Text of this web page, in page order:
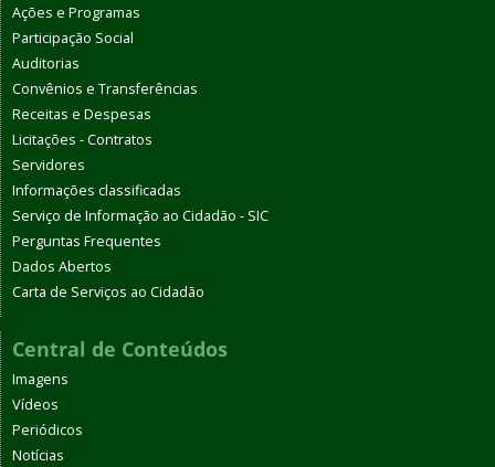
Ações e Programas
Participação Social
Auditorias
Convênios e Transferências
Receitas e Despesas
Licitações - Contratos
Servidores
Informações classificadas
Serviço de Informação ao Cidadão - SIC
Perguntas Frequentes
Dados Abertos
Carta de Serviços ao Cidadão
Central de Conteúdos
Imagens
Vídeos
Periódicos
Notícias